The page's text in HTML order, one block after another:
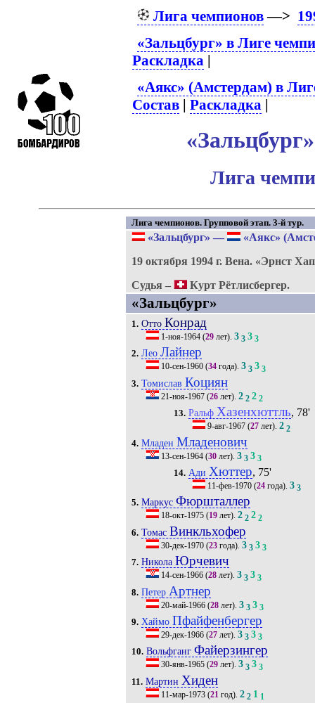
Лига чемпионов—>
«Зальцбург» в Лиге
Раскладка |
«Аякс» (Амстердам) в
Состав |Раскладка |
Лига
Лига чемпионов. Групповой этап. 3-й тур.
«Зальцбург» —
«Аякс»
19 октября 1994 г. Вена. «Эрнст
Судья –
Курт Рётлисбергер.
«Зальцбург»
1. Отто Конрад
1-ноя-1964(29лет). 3 3 3 3
2. Лео Лайнер
10-сен-1960(34года). 3 3 3 3
3. Томислав Коциян
21-ноя-1967(26лет). 2 2 2 2
13. Ральф Хазенхюттль, 78'
9-авг-1967 (27 лет).2 2
4. Младен Младенович
13-сен-1964(30лет). 3 3 3 3
14. Ади Хюттер, 75'
11-фев-1970 (24 года).3 3
5. Маркус Фюршталлер
18-окт-1975(19лет). 2 2 2 2
6. Томас Винкльхофер
30-дек-1970(23года). 3 3 3 3
7. Никола Юрчевич
14-сен-1966(28лет). 3 3 3 3
8. Петер Артнер
20-май-1966(28лет). 3 3 3 3
9. Хаймо Пфайфенбергер
29-дек-1966(27лет). 3 3 3 3
10. Вольфганг Файерзингер
30-янв-1965(29лет). 3 3 3 3
11. Мартин Хиден
11-мар-1973(21 год). 2 2 1 1